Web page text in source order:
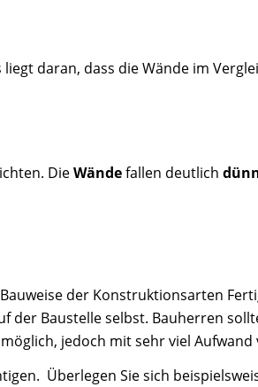
daran, dass die Wände im
DieWändefallen deutlich
der Konstruktionsarten
der Baustelle selbst. Bauherren
jedoch mit sehr viel
Überlegen Sie sich